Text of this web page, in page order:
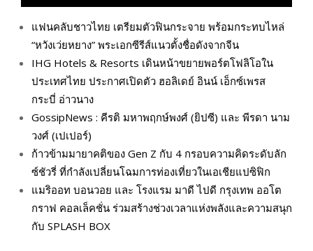
แฟนคลับชาวไทย เตรียมตัวฟินกระจาย พร้อมกระทบไหล่
“หวังเว่ยหยาง” พระเอกซีรีส์แนวตั้งชื่อดังจากจีน
IHG Hotels & Resorts เดินหน้าขยายพอร์ตโฟลิโอใน
ประเทศไทย ประกาศเปิดตัว ฮอลิเดย์ อินน์ เอ็กซ์เพรส
กระบี่ อ่าวนาง
GossipNews : คีรติ มหาพฤกษ์พงศ์ (ยิปซี) และ พีรดา นาม
วงศ์ (เปเปอร์)
ก้าวข้ามมายาคติของ Gen Z กับ 4 กรอบความคิดระดับลัก
ซ์ชัวรี่ ที่กำลังเปลี่ยนโฉมการท่องเที่ยวในเอเชียแปซิฟิก
แมริออท บอนวอย และ โรงแรม มาดี ไปดี กรุงเทพ ออโต
กราฟ คอลเล็คชั่น ร่วมสร้างช่วงเวลาแห่งพลังและความสนุก
กับ SPLASH BOX